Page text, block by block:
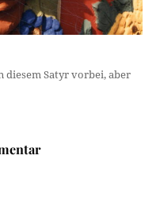
Satyr vorbei, aber